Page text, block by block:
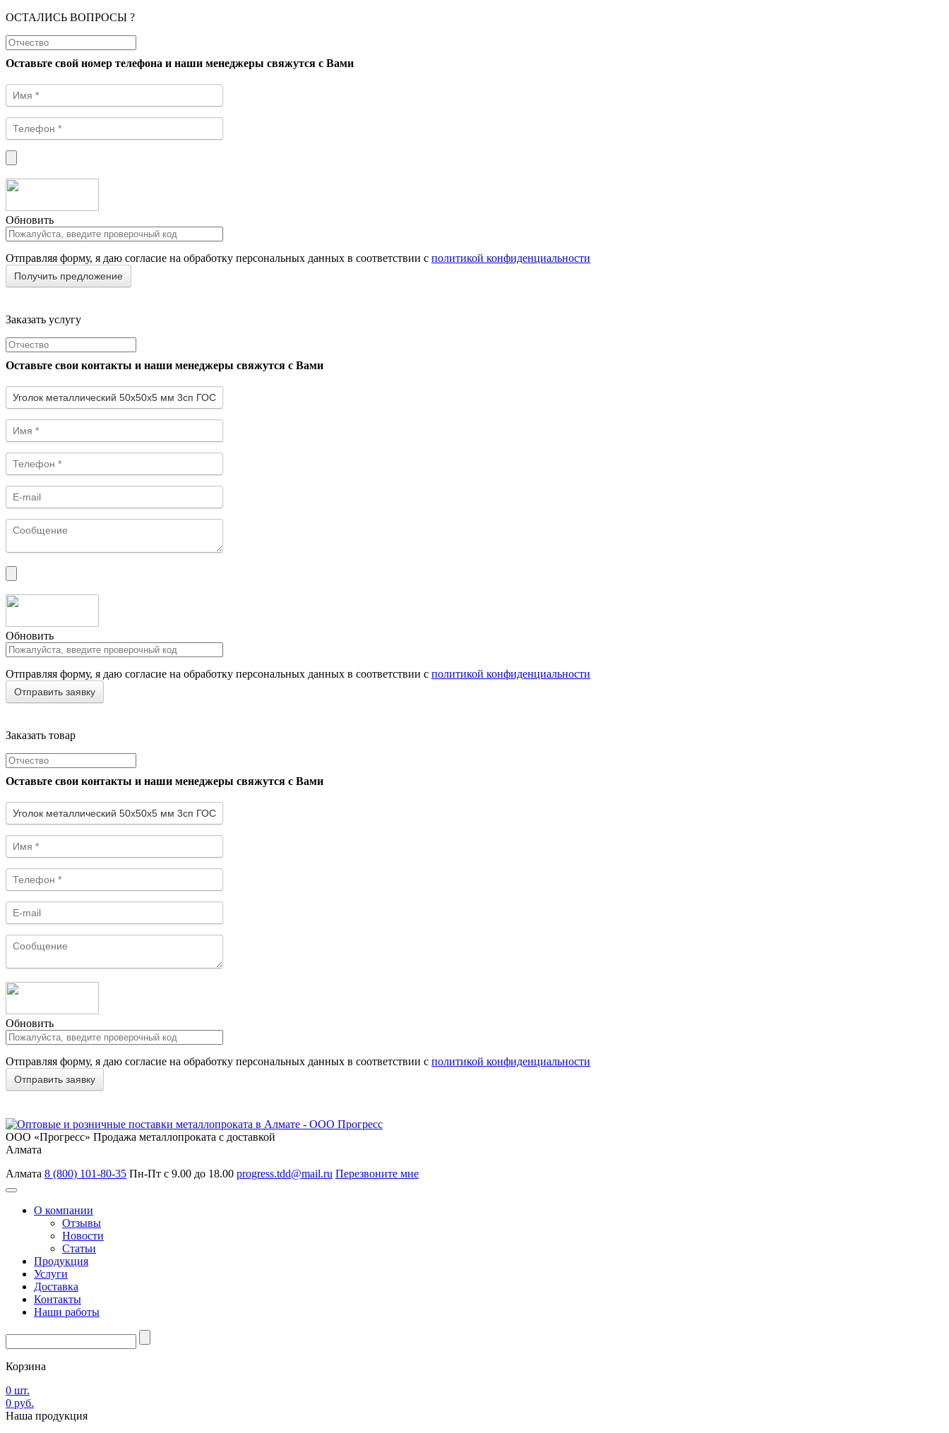
ОСТАЛИСЬ ВОПРОСЫ ?
Оставьте свой номер телефона и наши менеджеры свяжутся с Вами
Обновить
Отправляя форму, я даю согласие на обработку персональных данных в соответствии с политикой конфиденциальности
Заказать услугу
Оставьте свои контакты и наши менеджеры свяжутся с Вами
Обновить
Отправляя форму, я даю согласие на обработку персональных данных в соответствии с политикой конфиденциальности
Заказать товар
Оставьте свои контакты и наши менеджеры свяжутся с Вами
Обновить
Отправляя форму, я даю согласие на обработку персональных данных в соответствии с политикой конфиденциальности
ООО «Прогресс» Продажа металлопроката с доставкой
Алмата
Алмата 8 (800) 101-80-35 Пн-Пт с 9.00 до 18.00 progress.tdd@mail.ru Перезвоните мне
О компании
Отзывы
Новости
Статьи
Продукция
Услуги
Доставка
Контакты
Наши работы
Корзина
0 шт.
0 руб.
Наша продукция